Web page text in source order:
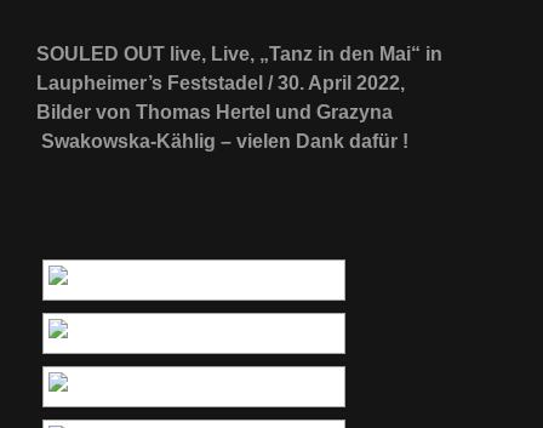
SOULED OUT live, Live, „Tanz in den Mai“ in
Laupheimer’s Feststadel / 30. April 2022,
Bilder von Thomas Hertel und Grazyna
Swakowska-Kählig – vielen Dank dafür !